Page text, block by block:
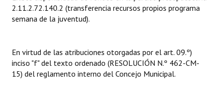
Resoluciones de Presidencia
Antiguos Pobladores
Noticias Destacadas
2.11.2.72.140.2 (transferencia recursos propios programa
semana de la juventud).
En virtud de las atribuciones otorgadas por el art. 09.º)
inciso "f" del texto ordenado (RESOLUCIÓN N.º 462-CM-
15) del reglamento interno del Concejo Municipal.